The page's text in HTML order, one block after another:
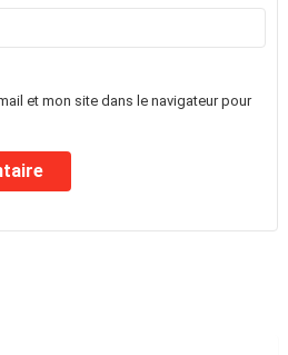
et mon site dans le navigateur pour